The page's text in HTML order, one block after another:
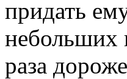
придать
небольших
раза